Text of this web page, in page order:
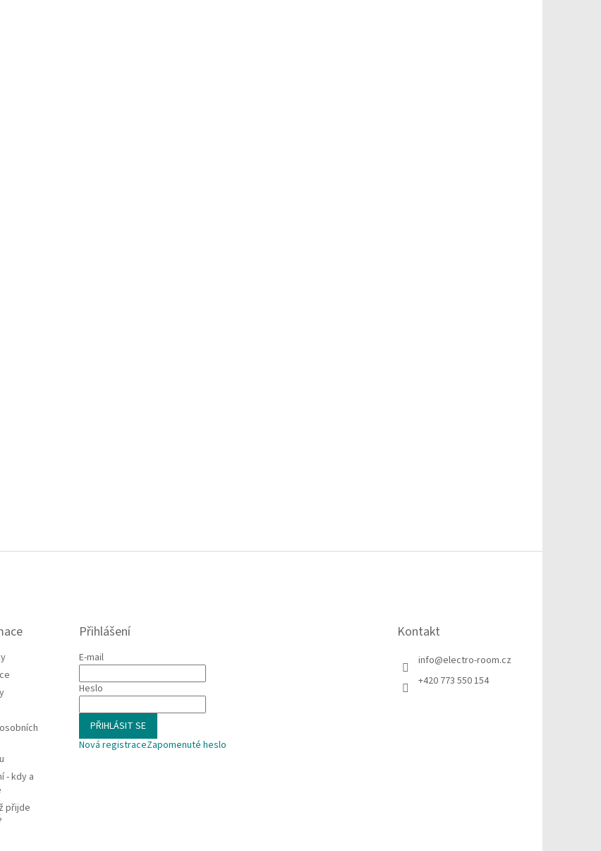
- kdy a
přijde
Přihlášení
E-mail
Heslo
PŘIHLÁSIT SE
Nová registraceZapomenuté heslo
Kontakt
info@electro-room.cz
+420 773 550 154